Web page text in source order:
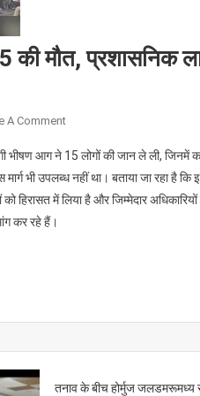
मौत, प्रशासनिक
A CommentOn
इमारत
में
आग
लापरवाही
सवाल
आग ने 15 लोगों की जान ले ली, जिनमें
भी उपलब्ध नहीं था। बताया जा रहा है
हिरासत में लिया है और जिम्मेदार
कर रहे हैं।
तनाव के बीच होर्मुज जलडमरूमध्य